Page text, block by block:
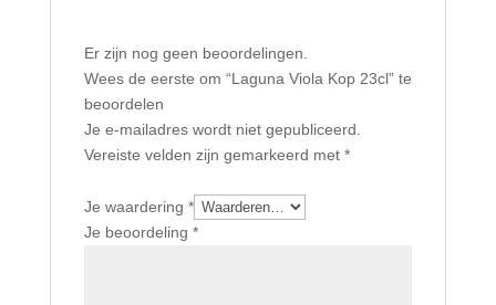
Er zijn nog geen beoordelingen.
Wees de eerste om “Laguna Viola Kop 23cl” te
beoordelen
Je e-mailadres wordt niet gepubliceerd.
Vereiste velden zijn gemarkeerd met *
Je waardering *
Je beoordeling *